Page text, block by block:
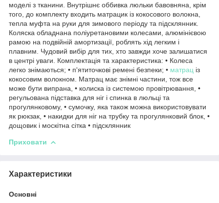
моделі з тканини. Внутрішнє оббивка люльки бавовняна, крім
того, до комплекту входить матрацик із кокосового волокна,
тепла муфта на руки для зимового періоду та підсклянник.
Коляска обладнана поліуретановими колесами, алюмінієвою
рамою на подвійній амортизації, роблять хід легким і
плавним. Чудовий вибір для тих, хто завжди хоче залишатися
в центрі уваги. Комплектація та характеристика: • Колеса
легко знімаються; • п'ятиточкові ремені безпеки; • матрац із
кокосовим волокном. Матрац має знімні частини, тож все
може бути випрана, • колиска із системою провітрювання, •
регульована підставка для ніг і спинка в люльці та
прогулянковому, • сумочку, яка також можна використовувати
як рюкзак, • накидки для ніг на трубку та прогулянковий блок, •
дощовик і москітна сітка • підсклянник
Приховати
Характеристики
Основні